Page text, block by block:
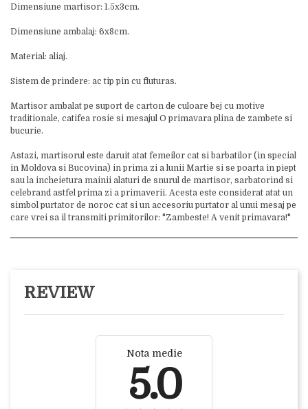
Dimensiune martisor: 1.5x3cm.
Dimensiune ambalaj: 6x8cm.
Material: aliaj.
Sistem de prindere: ac tip pin cu fluturas.
Martisor ambalat pe suport de carton de culoare bej cu motive
traditionale, catifea rosie si mesajul O primavara plina de zambete si
bucurie.
Astazi, martisorul este daruit atat femeilor cat si barbatilor (in special
in Moldova si Bucovina) in prima zi a lunii Martie si se poarta in piept
sau la incheietura mainii alaturi de snurul de martisor, sarbatorind si
celebrand astfel prima zi a primaverii. Acesta este considerat atat un
simbol purtator de noroc cat si un accesoriu purtator al unui mesaj pe
care vrei sa il transmiti primitorilor: "Zambeste! A venit primavara!"
REVIEW
Nota medie
5.0